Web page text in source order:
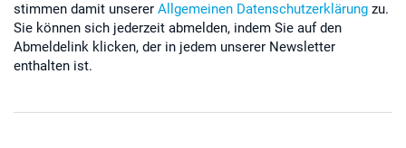
stimmen damit unserer Allgemeinen Datenschutzerklärung zu.
Sie können sich jederzeit abmelden, indem Sie auf den
Abmeldelink klicken, der in jedem unserer Newsletter
enthalten ist.